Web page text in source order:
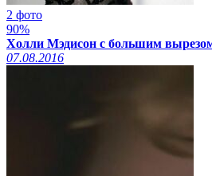
2 фото
90%
Холли Мэдисон с большим вырезом
07.08.2016